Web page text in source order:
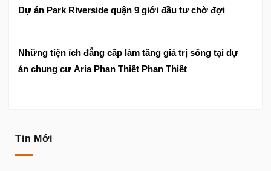
Dự án Park Riverside quận 9 giới đầu tư chờ đợi
Những tiện ích đẳng cấp làm tăng giá trị sống tại dự
án chung cư Aria Phan Thiết Phan Thiết
Tin Mới